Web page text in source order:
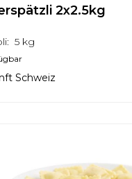
2x2.5kg
5 kg
Schweiz